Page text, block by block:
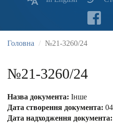
Головна №21-3260/24
№21-3260/24
Назва документа: Інше
Дата створення документа:
Дата надходження документа: